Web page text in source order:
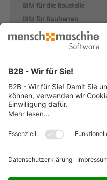
BIM für die Baustelle
BIM für Bauherren
BIM in der Vermessung
BIM-Beratung Digitale
Kompass-Workshop
BIM Project Ready
BIM-Strategie-Check
BIM-Ready-Ausbildung
Laserscanning
Kundenreferenzen